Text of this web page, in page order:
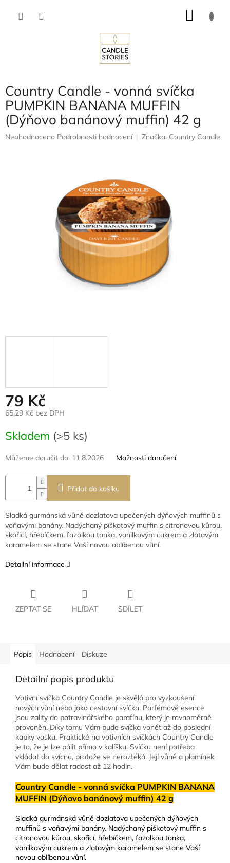
Country Candle - vonná svíčka
PUMPKIN BANANA MUFFIN
(Dýňovo banánový muffin) 42 g
Průměrné
Neohodnoceno Podrobnosti hodnocení Značka: Country Candle
79 Kč
65,29 Kč bez DPH
cena:
Skladem (>5 ks)
Můžeme doručit do: 11.8.2026 Možnosti doručení
Přidat do košíku
Sladká gurmánská vůně dozlatova upečených dýňových muffinů s
voňavými banány. Nadýchaný piškotový muffin s citronovou kůrou,
skořicí, hřebíčkem, fazolkou tonka, vanilkovým cukrem a zlatavým
karamelem se stane Vaší novou oblíbenou vůní.
Detailní informace
ZEPTAT SE HLÍDAT SDÍLET
Popis Hodnocení Diskuze
Detailní popis produktu
Votivní svíčka Country Candle je skvělá pro vyzkoušení
nových vůní nebo jako cestovní svíčka. Parfémové esence
jsou zality do potravinářského parafínu, který je rovnoměrně
provoněn. Díky tomu Vám bude svíčka vonět až do poslední
kapky vosku. Praktické na votivních svíčkách Country Candle
je to, že je lze pálit přímo v kalíšku. Svíčku není potřeba
vkládat do svícnu, protože se neroztéká. Její vůně a plamínek
Vám bude dělat radost až 12 hodin.
Country Candle - vonná svíčka PUMPKIN BANANA
MUFFIN (Dýňovo banánový muffin) 42 g
Sladká gurmánská vůně dozlatova upečených dýňových
muffinů s voňavými banány. Nadýchaný piškotový muffin s
citronovou kůrou, skořicí, hřebíčkem, fazolkou tonka,
vanilkovým cukrem a zlatavým karamelem se stane Vaší
novou oblíbenou vůní.